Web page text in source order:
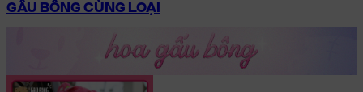
GẤU BÔNG CÙNG LOẠI